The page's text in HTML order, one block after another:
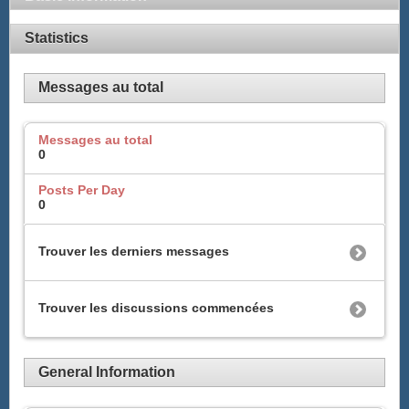
Statistics
Messages au total
Messages au total
0
Posts Per Day
0
Trouver les derniers messages
Trouver les discussions commencées
General Information